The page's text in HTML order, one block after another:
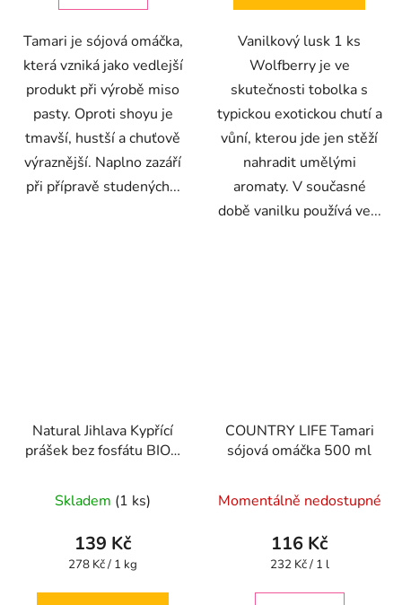
Tamari je sójová omáčka,
která vzniká jako vedlejší
produkt při výrobě miso
pasty. Oproti shoyu je
tmavší, hustší a chuťově
výraznější. Naplno zazáří
při přípravě studených...
Vanilkový lusk 1 ks
Wolfberry je ve
skutečnosti tobolka s
typickou exotickou chutí a
vůní, kterou jde jen stěží
nahradit umělými
aromaty. V současné
době vanilku používá ve...
Natural Jihlava Kypřící
prášek bez fosfátu BIO -
Skladem (1 ks)
139 Kč
Měrná
278 Kč / 1 kg
COUNTRY LIFE Tamari
sójová omáčka 500 ml
Momentálně nedostupné
116 Kč
Měrná
232 Kč / 1 l